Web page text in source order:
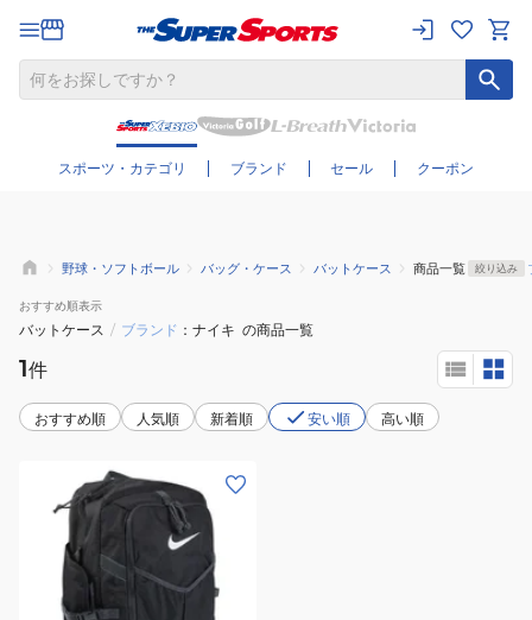
スポーツ・カテゴリ ブランド セール クーポン
さらに絞り込む
野球・ソフトボール バッグ・ケース バットケース 商品一覧 絞り込み
おすすめ順表示
バットケース / ブランド ナイキ の商品一覧
1件
おすすめ順 人気順 新着順 安い順 高い順